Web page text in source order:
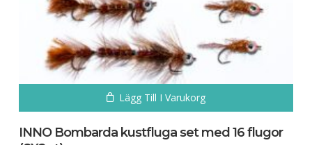
Inga produkter i varukorgen.
Go To Shop
Lägg Till I Varukorg
INNO Bombarda kustfluga set med 16 flugor